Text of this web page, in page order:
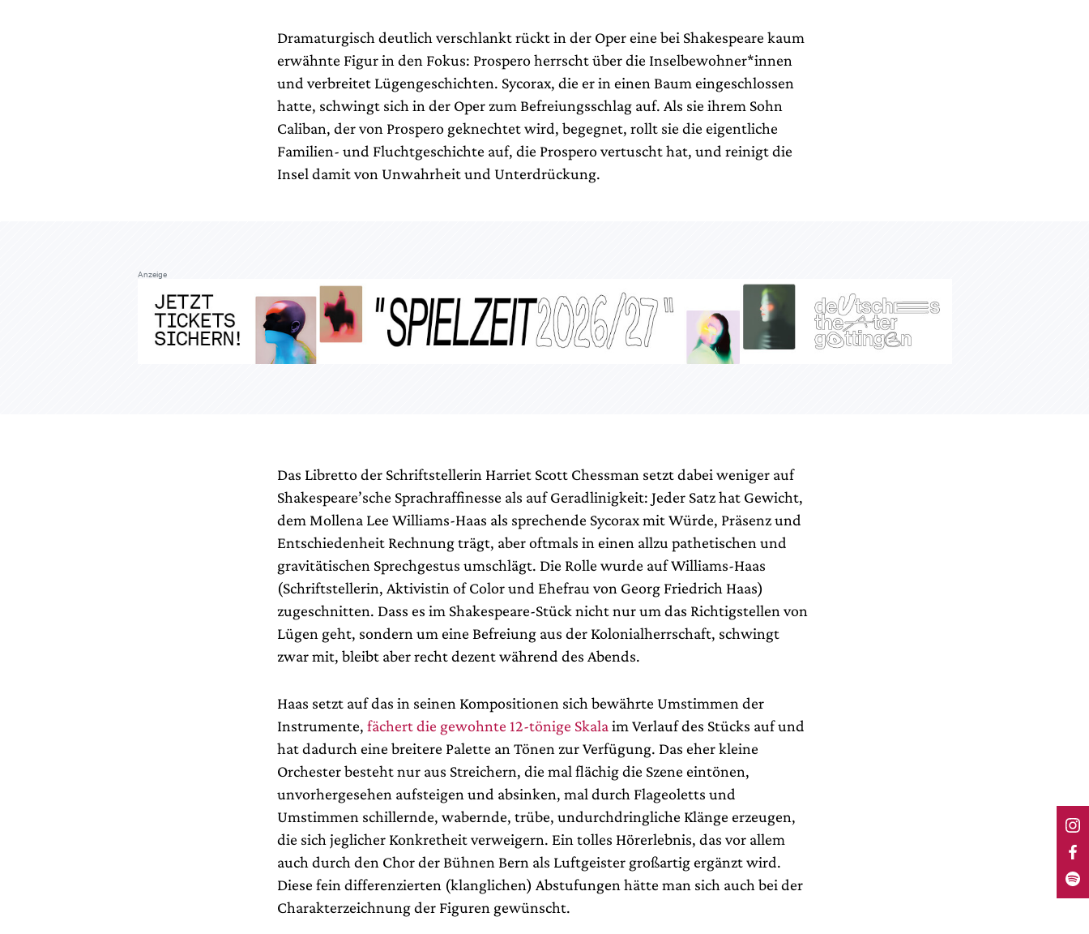
Dramaturgisch deutlich verschlankt rückt in der Oper eine bei Shakespeare kaum
erwähnte Figur in den Fokus: Prospero herrscht über die Inselbewohner*innen
und verbreitet Lügengeschichten. Sycorax, die er in einen Baum eingeschlossen
hatte, schwingt sich in der Oper zum Befreiungsschlag auf. Als sie ihrem Sohn
Caliban, der von Prospero geknechtet wird, begegnet, rollt sie die eigentliche
Familien- und Fluchtgeschichte auf, die Prospero vertuscht hat, und reinigt die
Insel damit von Unwahrheit und Unterdrückung.
Anzeige
Das Libretto der Schriftstellerin Harriet Scott Chessman setzt dabei weniger auf
Shakespeare’sche Sprachraffinesse als auf Geradlinigkeit: Jeder Satz hat Gewicht,
dem Mollena Lee Williams-Haas als sprechende Sycorax mit Würde, Präsenz und
Entschiedenheit Rechnung trägt, aber oftmals in einen allzu pathetischen und
gravitätischen Sprechgestus umschlägt. Die Rolle wurde auf Williams-Haas
(Schriftstellerin, Aktivistin of Color und Ehefrau von Georg Friedrich Haas)
zugeschnitten. Dass es im Shakespeare-Stück nicht nur um das Richtigstellen von
Lügen geht, sondern um eine Befreiung aus der Kolonialherrschaft, schwingt
zwar mit, bleibt aber recht dezent während des Abends.
Haas setzt auf das in seinen Kompositionen sich bewährte Umstimmen der
Instrumente, fächert die gewohnte 12-tönige Skala im Verlauf des Stücks auf und
hat dadurch eine breitere Palette an Tönen zur Verfügung. Das eher kleine
Orchester besteht nur aus Streichern, die mal flächig die Szene eintönen,
unvorhergesehen aufsteigen und absinken, mal durch Flageoletts und
Umstimmen schillernde, wabernde, trübe, undurchdringliche Klänge erzeugen,
die sich jeglicher Konkretheit verweigern. Ein tolles Hörerlebnis, das vor allem
auch durch den Chor der Bühnen Bern als Luftgeister großartig ergänzt wird.
Diese fein differenzierten (klanglichen) Abstufungen hätte man sich auch bei der
Charakterzeichnung der Figuren gewünscht.